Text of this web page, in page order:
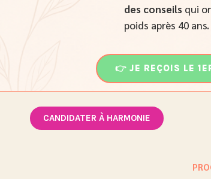
des conseils qui
poids après 40 ans.
👉 JE REÇOIS LE
CANDIDATER À HARMONIE